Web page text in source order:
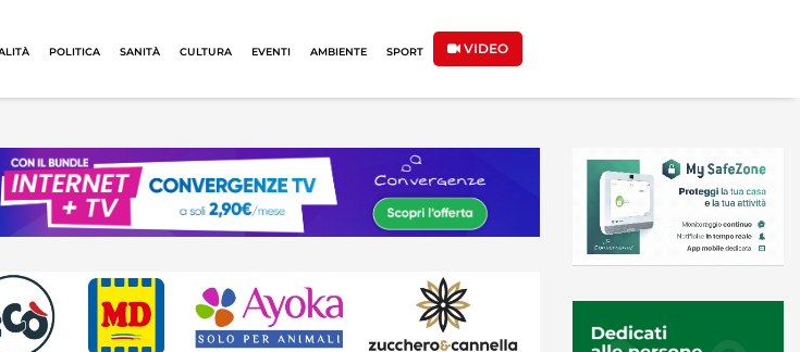
POLITICA SANITÀ CULTURA EVENTI AMBIENTE SPORT VIDEO